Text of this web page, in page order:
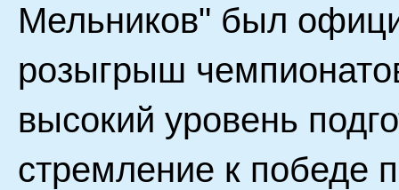
Мельников" был
розыгрыш
высокий уровень
стремление к победе